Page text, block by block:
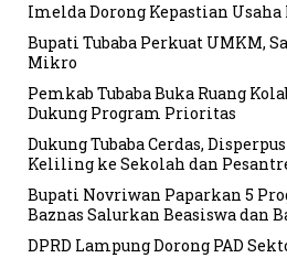
Imelda Dorong Kepastian
Bupati Tubaba Perkuat UMKM,
Mikro
Pemkab Tubaba Buka Ruang
Dukung Program Prioritas
Dukung Tubaba Cerdas,
Keliling ke Sekolah dan
Bupati Novriwan Paparkan 5
Baznas Salurkan Beasiswa dan
DPRD Lampung Dorong PAD